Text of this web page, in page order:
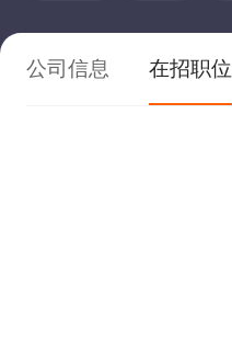
公司信息 在招职位